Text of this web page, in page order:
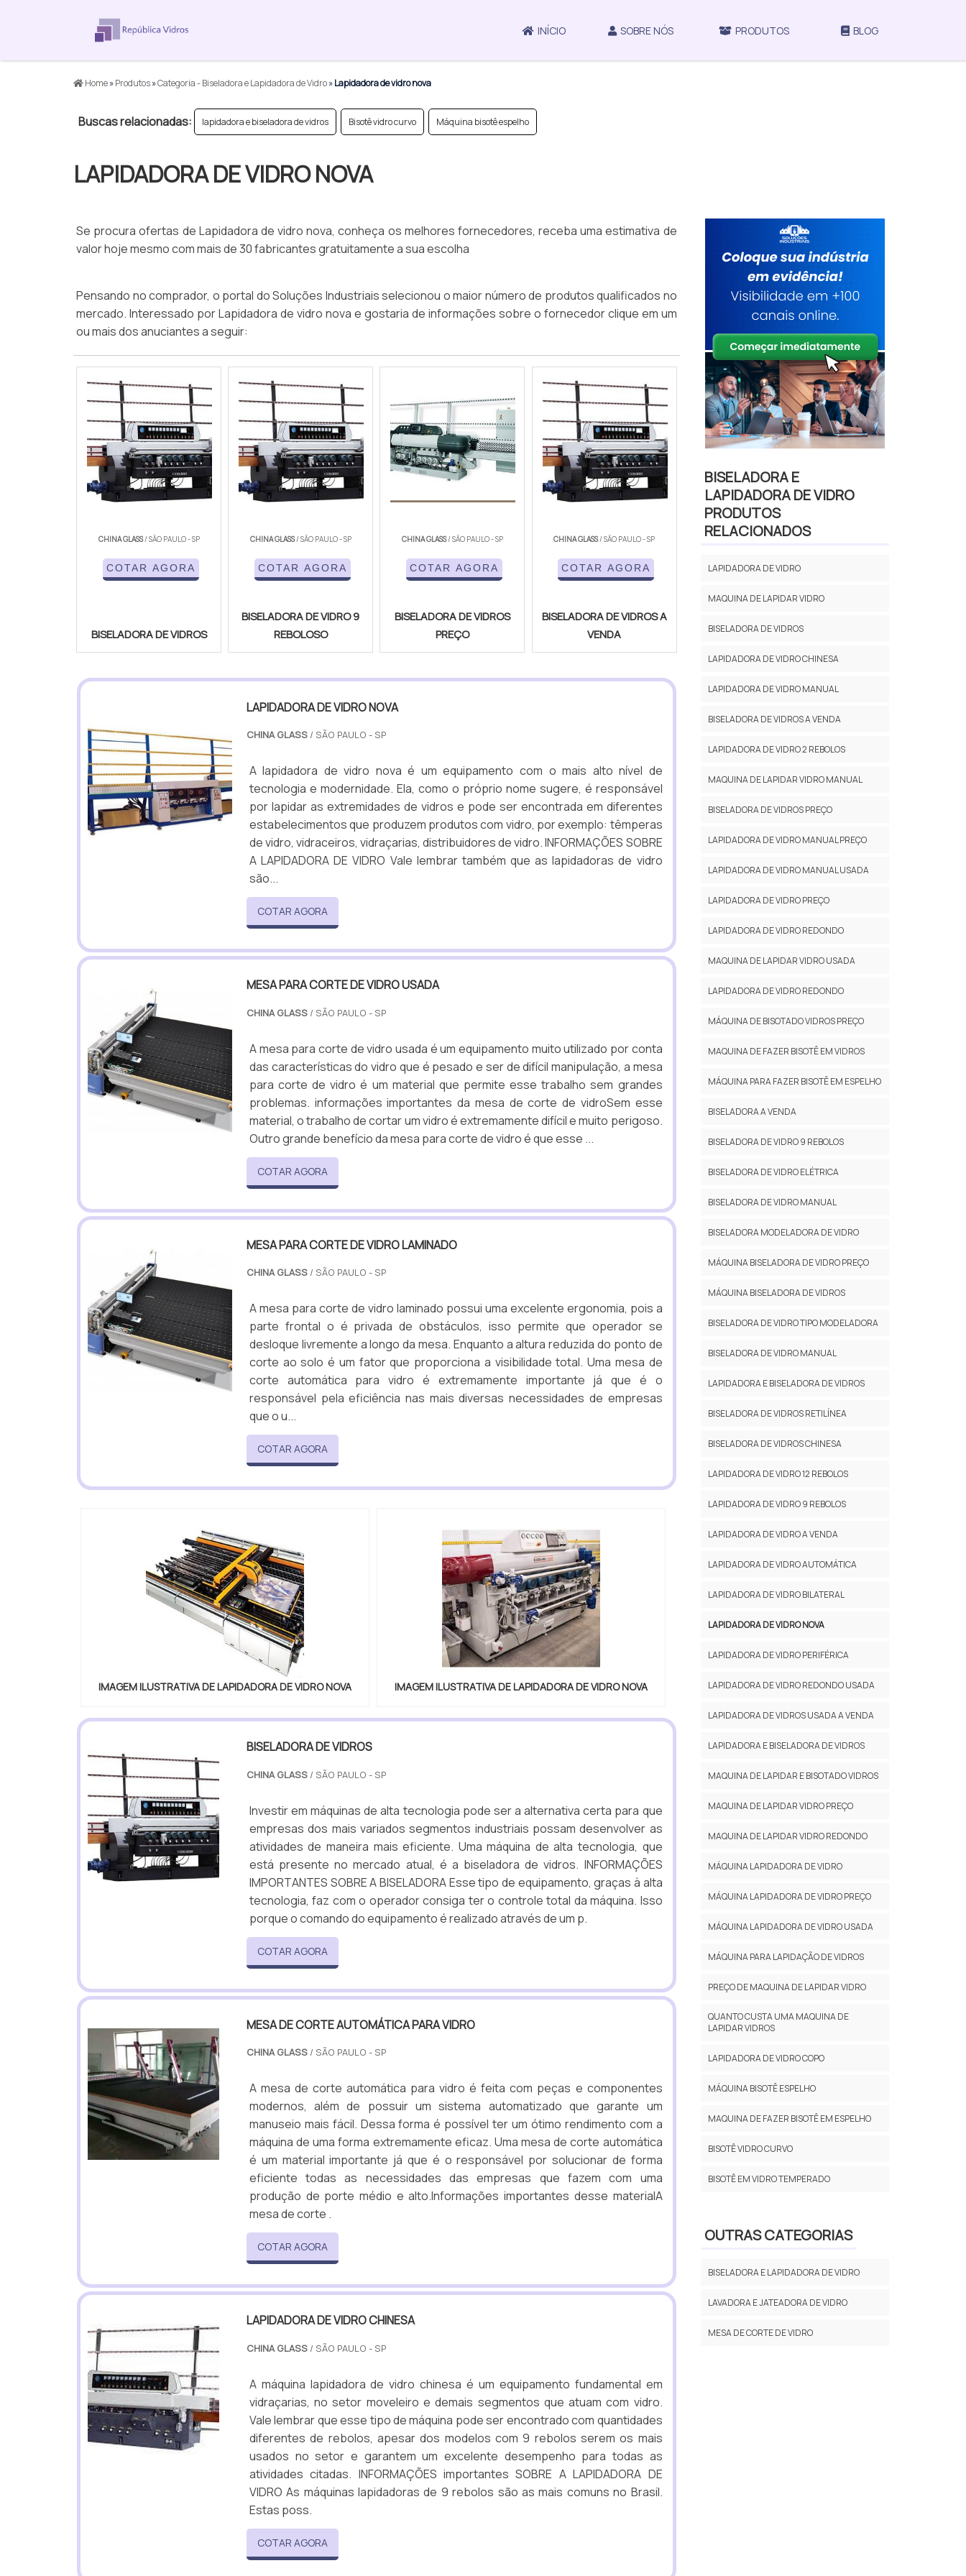
INÍCIO SOBRE NÓS PRODUTOS BLOG
Home»Produtos»Categoria - Biseladora e Lapidadora de Vidro»Lapidadora de vidro nova
Buscas relacionadas: lapidadora e biseladora de vidros Bisotê vidro curvo Máquina bisotê espelho
LAPIDADORA DE VIDRO NOVA
Se procura ofertas de Lapidadora de vidro nova, conheça os melhores fornecedores, receba uma estimativa de
valor hoje mesmo com mais de 30 fabricantes gratuitamente a sua escolha
Pensando no comprador, o portal do Soluções Industriais selecionou o maior número de produtos qualificados no
mercado. Interessado por Lapidadora de vidro nova e gostaria de informações sobre o fornecedor clique em um
ou mais dos anuciantes a seguir:
CHINA GLASS/ SÃO PAULO - SP
BISELADORA DE VIDROS
COTAR AGORA
CHINA GLASS/ SÃO PAULO - SP
BISELADORA DE VIDRO 9
REBOLOSO
COTAR AGORA
CHINA GLASS/ SÃO PAULO - SP
BISELADORA DE VIDROS
PREÇO
COTAR AGORA
CHINA GLASS/ SÃO PAULO - SP
BISELADORA DE VIDROS A
VENDA
COTAR AGORA
LAPIDADORA DE VIDRO NOVA
CHINA GLASS / SÃO PAULO - SP
A lapidadora de vidro nova é um equipamento com o mais alto nível de
tecnologia e modernidade. Ela, como o próprio nome sugere, é responsável
por lapidar as extremidades de vidros e pode ser encontrada em diferentes
estabelecimentos que produzem produtos com vidro, por exemplo: têmperas
de vidro, vidraceiros, vidraçarias, distribuidores de vidro. INFORMAÇÕES SOBRE
A LAPIDADORA DE VIDRO Vale lembrar também que as lapidadoras de vidro
são...
COTAR AGORA
MESA PARA CORTE DE VIDRO USADA
CHINA GLASS / SÃO PAULO - SP
A mesa para corte de vidro usada é um equipamento muito utilizado por conta
das características do vidro que é pesado e ser de difícil manipulação, a mesa
para corte de vidro é um material que permite esse trabalho sem grandes
problemas. informações importantes da mesa de corte de vidroSem esse
material, o trabalho de cortar um vidro é extremamente difícil e muito perigoso.
Outro grande benefício da mesa para corte de vidro é que esse ...
COTAR AGORA
MESA PARA CORTE DE VIDRO LAMINADO
CHINA GLASS / SÃO PAULO - SP
A mesa para corte de vidro laminado possui uma excelente ergonomia, pois a
parte frontal o é privada de obstáculos, isso permite que operador se
desloque livremente a longo da mesa. Enquanto a altura reduzida do ponto de
corte ao solo é um fator que proporciona a visibilidade total. Uma mesa de
corte automática para vidro é extremamente importante já que é o
responsável pela eficiência nas mais diversas necessidades de empresas
que o u...
COTAR AGORA
IMAGEM ILUSTRATIVA DE LAPIDADORA DE VIDRO NOVA IMAGEM ILUSTRATIVA DE LAPIDADORA DE VIDRO NOVA
BISELADORA DE VIDROS
CHINA GLASS/ SÃO PAULO - SP
Investir em máquinas de alta tecnologia pode ser a alternativa certa para que
empresas dos mais variados segmentos industriais possam desenvolver as
atividades de maneira mais eficiente. Uma máquina de alta tecnologia, que
está presente no mercado atual, é a biseladora de vidros. INFORMAÇÕES
IMPORTANTES SOBRE A BISELADORA Esse tipo de equipamento, graças à alta
tecnologia, faz com o operador consiga ter o controle total da máquina. Isso
porque o comando do equipamento é realizado através de um p.
COTAR AGORA
MESA DE CORTE AUTOMÁTICA PARA VIDRO
CHINA GLASS/ SÃO PAULO - SP
A mesa de corte automática para vidro é feita com peças e componentes
modernos, além de possuir um sistema automatizado que garante um
manuseio mais fácil. Dessa forma é possível ter um ótimo rendimento com a
máquina de uma forma extremamente eficaz. Uma mesa de corte automática
é um material importante já que é o responsável por solucionar de forma
eficiente todas as necessidades das empresas que fazem com uma
produção de porte médio e alto.Informações importantes desse materialA
mesa de corte .
COTAR AGORA
LAPIDADORA DE VIDRO CHINESA
CHINA GLASS/ SÃO PAULO - SP
A máquina lapidadora de vidro chinesa é um equipamento fundamental em
vidraçarias, no setor moveleiro e demais segmentos que atuam com vidro.
Vale lembrar que esse tipo de máquina pode ser encontrado com quantidades
diferentes de rebolos, apesar dos modelos com 9 rebolos serem os mais
usados no setor e garantem um excelente desempenho para todas as
atividades citadas. INFORMAÇÕES importantes SOBRE A LAPIDADORA DE
VIDRO As máquinas lapidadoras de 9 rebolos são as mais comuns no Brasil.
Estas poss.
COTAR AGORA
BISELADORA E
LAPIDADORA DE VIDRO
PRODUTOS
RELACIONADOS
LAPIDADORA DE VIDRO
MAQUINA DE LAPIDAR VIDRO
BISELADORA DE VIDROS
LAPIDADORA DE VIDRO CHINESA
LAPIDADORA DE VIDRO MANUAL
BISELADORA DE VIDROS A VENDA
LAPIDADORA DE VIDRO 2 REBOLOS
MAQUINA DE LAPIDAR VIDRO MANUAL
BISELADORA DE VIDROS PREÇO
LAPIDADORA DE VIDRO MANUAL PREÇO
LAPIDADORA DE VIDRO MANUAL USADA
LAPIDADORA DE VIDRO PREÇO
LAPIDADORA DE VIDRO REDONDO
MAQUINA DE LAPIDAR VIDRO USADA
LAPIDADORA DE VIDRO REDONDO
MÁQUINA DE BISOTADO VIDROS PREÇO
MAQUINA DE FAZER BISOTÊ EM VIDROS
MÁQUINA PARA FAZER BISOTÊ EM ESPELHO
BISELADORA A VENDA
BISELADORA DE VIDRO 9 REBOLOS
BISELADORA DE VIDRO ELÉTRICA
BISELADORA DE VIDRO MANUAL
BISELADORA MODELADORA DE VIDRO
MÁQUINA BISELADORA DE VIDRO PREÇO
MÁQUINA BISELADORA DE VIDROS
BISELADORA DE VIDRO TIPO MODELADORA
BISELADORA DE VIDRO MANUAL
LAPIDADORA E BISELADORA DE VIDROS
BISELADORA DE VIDROS RETILÍNEA
BISELADORA DE VIDROS CHINESA
LAPIDADORA DE VIDRO 12 REBOLOS
LAPIDADORA DE VIDRO 9 REBOLOS
LAPIDADORA DE VIDRO A VENDA
LAPIDADORA DE VIDRO AUTOMÁTICA
LAPIDADORA DE VIDRO BILATERAL
LAPIDADORA DE VIDRO NOVA
LAPIDADORA DE VIDRO PERIFÉRICA
LAPIDADORA DE VIDRO REDONDO USADA
LAPIDADORA DE VIDROS USADA A VENDA
LAPIDADORA E BISELADORA DE VIDROS
MAQUINA DE LAPIDAR E BISOTADO VIDROS
MAQUINA DE LAPIDAR VIDRO PREÇO
MAQUINA DE LAPIDAR VIDRO REDONDO
MÁQUINA LAPIDADORA DE VIDRO
MÁQUINA LAPIDADORA DE VIDRO PREÇO
MÁQUINA LAPIDADORA DE VIDRO USADA
MÁQUINA PARA LAPIDAÇÃO DE VIDROS
PREÇO DE MAQUINA DE LAPIDAR VIDRO
QUANTO CUSTA UMA MAQUINA DE
LAPIDAR VIDROS
LAPIDADORA DE VIDRO COPO
MÁQUINA BISOTÊ ESPELHO
MAQUINA DE FAZER BISOTÊ EM ESPELHO
BISOTÊ VIDRO CURVO
BISOTÊ EM VIDRO TEMPERADO
OUTRAS CATEGORIAS
BISELADORA E LAPIDADORA DE VIDRO
LAVADORA E JATEADORA DE VIDRO
MESA DE CORTE DE VIDRO